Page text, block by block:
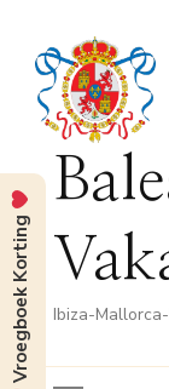
Ibiza-
Vroegboek Korting